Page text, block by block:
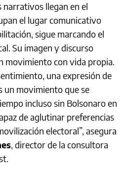
llegan en el
el lugar comunicativo
sigue marcando el
Su imagen y discurso
movimiento con vida propia.
una expresión de
un movimiento que se
incluso sin Bolsonaro en
de aglutinar preferencias
electoral”, asegura
, director de la consultora